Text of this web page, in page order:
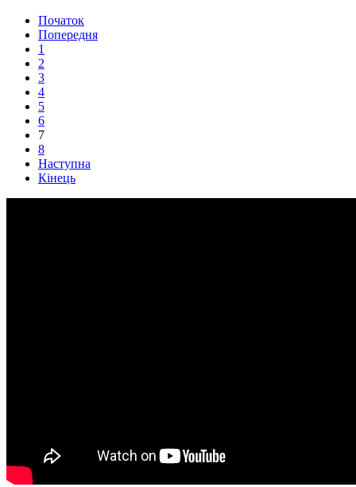
Початок
Попередня
1
2
3
4
5
6
7
8
Наступна
Кінець